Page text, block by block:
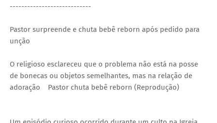
----------------------------
Pastor surpreende e chuta bebê reborn após pedido para
unção
O religioso esclareceu que o problema não está na posse
de bonecas ou objetos semelhantes, mas na relação de
adoração
Pastor chuta bebê reborn (Reprodução)